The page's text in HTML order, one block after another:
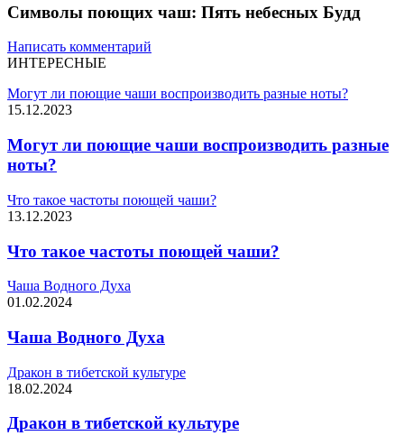
Символы поющих чаш: Пять небесных Будд
Написать комментарий
ИНТЕРЕСНЫЕ
Могут ли поющие чаши воспроизводить разные ноты?
15.12.2023
Могут ли поющие чаши воспроизводить разные
ноты?
Что такое частоты поющей чаши?
13.12.2023
Что такое частоты поющей чаши?
Чаша Водного Духа
01.02.2024
Чаша Водного Духа
Дракон в тибетской культуре
18.02.2024
Дракон в тибетской культуре